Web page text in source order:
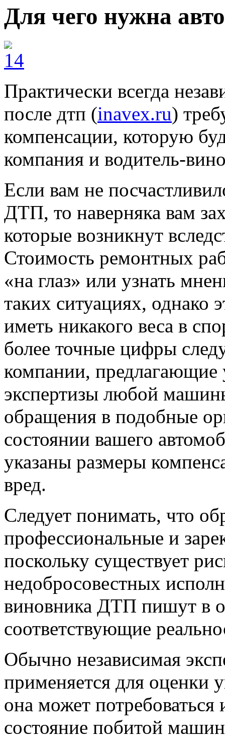
Для чего нужна
Практически всегда
после дтп (inavex.ru)
компенсации, которую
компания и водитель-
Если вам не
ДТП, то наверняка вам
которые возникнут
Стоимость ремонтных
«на глаз» или узнать
таких ситуациях, однако
иметь никакого веса в
более точные цифры
компании, предлагающие
экспертизы любой
обращения в подобные
состоянии вашего
указаны размеры
вред.
Следует понимать, что
профессиональные и
поскольку существует
недобросовестных
виновника ДТП пишут в
соответствующие
Обычно независимая
применяется для оценки
она может потребоваться
состояние побитой